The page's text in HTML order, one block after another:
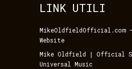
LINK UTILI
MikeOldfieldOfficial.com
Website
Mike Oldfield | Official
Universal Music